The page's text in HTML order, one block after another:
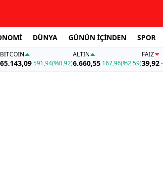
DÜNYA GÜNÜN İÇİNDEN SPOR
BITCOIN
65.143,09591,94(%0,92)
ALTIN
6.660,55 167,96(%2,59)
FAİZ
39,92